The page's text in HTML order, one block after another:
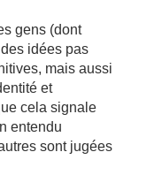
gens (dont
idées pas
mais aussi
et
cela signale
entendu
sont jugées